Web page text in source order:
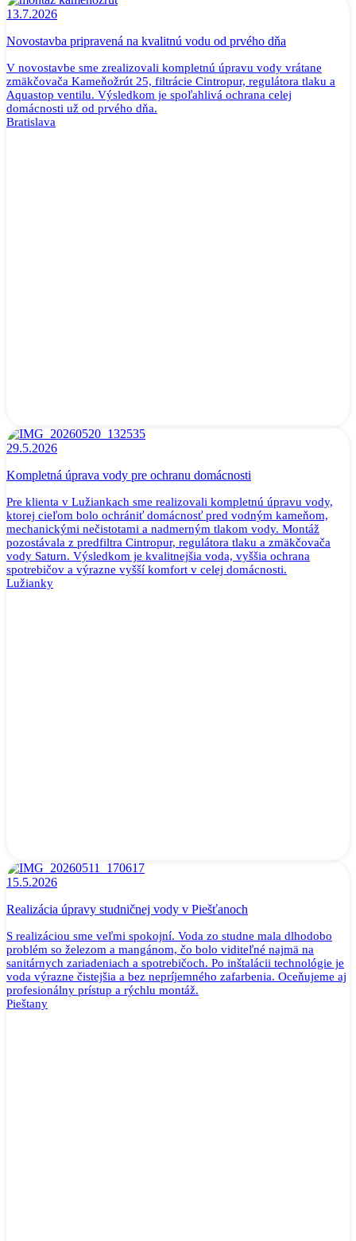
13.7.2026
Novostavba pripravená na kvalitnú vodu od prvého dňa
V novostavbe sme zrealizovali kompletnú úpravu vody vrátane
zmäkčovača Kameňožrút 25, filtrácie Cintropur, regulátora tlaku a
Aquastop ventilu. Výsledkom je spoľahlivá ochrana celej
domácnosti už od prvého dňa.
Bratislava
29.5.2026
Kompletná úprava vody pre ochranu domácnosti
Pre klienta v Lužiankach sme realizovali kompletnú úpravu vody,
ktorej cieľom bolo ochrániť domácnosť pred vodným kameňom,
mechanickými nečistotami a nadmerným tlakom vody. Montáž
pozostávala z predfiltra Cintropur, regulátora tlaku a zmäkčovača
vody Saturn. Výsledkom je kvalitnejšia voda, vyššia ochrana
spotrebičov a výrazne vyšší komfort v celej domácnosti.
Lužianky
15.5.2026
Realizácia úpravy studničnej vody v Piešťanoch
S realizáciou sme veľmi spokojní. Voda zo studne mala dlhodobo
problém so železom a mangánom, čo bolo viditeľné najmä na
sanitárnych zariadeniach a spotrebičoch. Po inštalácii technológie je
voda výrazne čistejšia a bez nepríjemného zafarbenia. Oceňujeme aj
profesionálny prístup a rýchlu montáž.
Pieštany